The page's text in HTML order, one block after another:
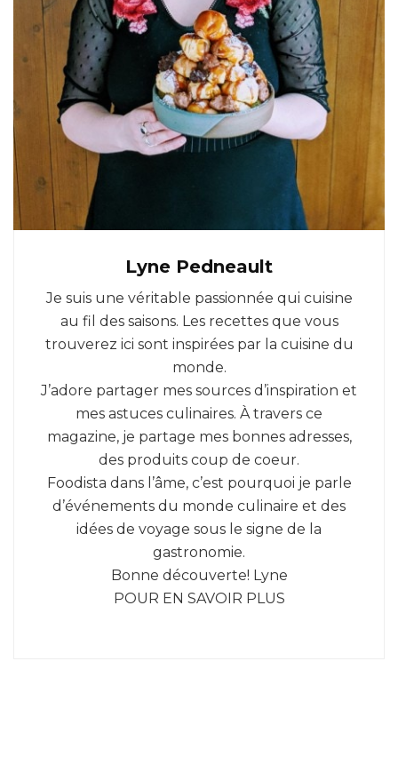
Lyne Pedneault
Je suis une véritable passionnée qui cuisine
au fil des saisons. Les recettes que vous
trouverez ici sont inspirées par la cuisine du
monde.
J’adore partager mes sources d’inspiration et
mes astuces culinaires. À travers ce
magazine, je partage mes bonnes adresses,
des produits coup de coeur.
Foodista dans l’âme, c’est pourquoi je parle
d’événements du monde culinaire et des
idées de voyage sous le signe de la
gastronomie.
Bonne découverte! Lyne
POUR EN SAVOIR PLUS